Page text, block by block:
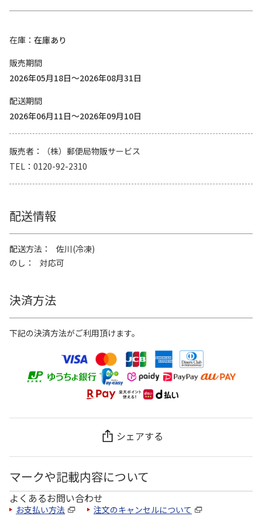
在庫
在庫あり
販売期間
2026年05月18日～2026年08月31日
配送期間
2026年06月11日～2026年09月10日
販売者
（株）郵便局物販サービス
TEL
0120-92-2310
配送情報
配送方法
佐川(冷凍)
のし
対応可
決済方法
下記の決済方法がご利用頂けます。
シェアする
マークや記載内容について
よくあるお問い合わせ
お支払い方法 注文のキャンセルについて